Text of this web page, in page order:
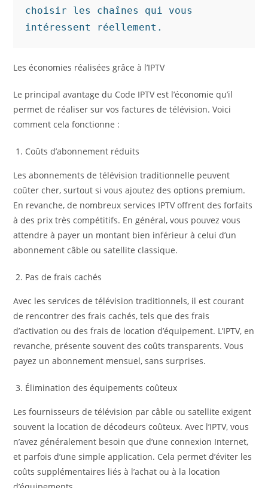
choisir les chaînes qui vous
intéressent réellement.
Les économies réalisées grâce à l’IPTV
Le principal avantage du Code IPTV est l’économie qu’il
permet de réaliser sur vos factures de télévision. Voici
comment cela fonctionne :
Coûts d’abonnement réduits
Les abonnements de télévision traditionnelle peuvent
coûter cher, surtout si vous ajoutez des options premium.
En revanche, de nombreux services IPTV offrent des forfaits
à des prix très compétitifs. En général, vous pouvez vous
attendre à payer un montant bien inférieur à celui d’un
abonnement câble ou satellite classique.
Pas de frais cachés
Avec les services de télévision traditionnels, il est courant
de rencontrer des frais cachés, tels que des frais
d’activation ou des frais de location d’équipement. L’IPTV, en
revanche, présente souvent des coûts transparents. Vous
payez un abonnement mensuel, sans surprises.
Élimination des équipements coûteux
Les fournisseurs de télévision par câble ou satellite exigent
souvent la location de décodeurs coûteux. Avec l’IPTV, vous
n’avez généralement besoin que d’une connexion Internet,
et parfois d’une simple application. Cela permet d’éviter les
coûts supplémentaires liés à l’achat ou à la location